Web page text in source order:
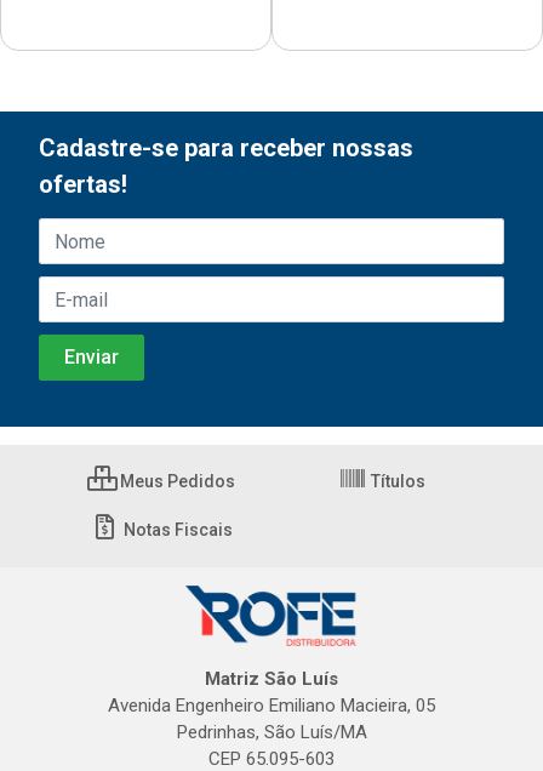
Cadastre-se para receber nossas
ofertas!
Meus Pedidos Títulos
Notas Fiscais
Matriz São Luís
Avenida Engenheiro Emiliano Macieira, 05
Pedrinhas, São Luís/MA
CEP 65.095-603